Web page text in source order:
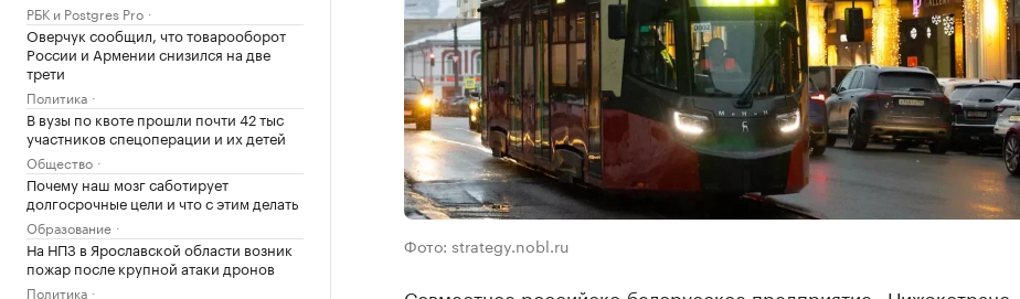
РБК и Postgres Pro
Оверчук сообщил, что товарооборот
России и Армении снизился на две
трети
Политика
В вузы по квоте прошли почти 42 тыс
участников спецоперации и их детей
Общество
Почему наш мозг саботирует
долгосрочные цели и что с этим делать
Образование
На НПЗ в Ярославской области возник
пожар после крупной атаки дронов
Политика
Фото: strategy.nobl.ru